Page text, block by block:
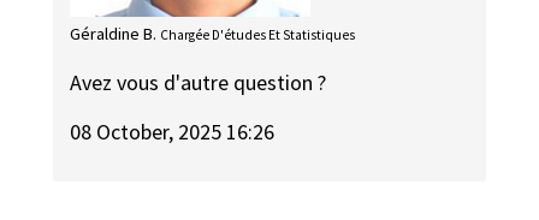
Géraldine B. Chargée D'études Et Statistiques
Avez vous d'autre question ?
08 October, 2025 16:26